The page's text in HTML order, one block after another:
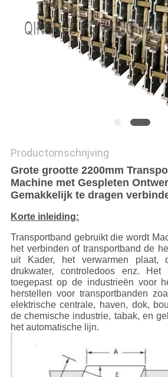
Productomschrijving
Grote grootte 2200mm
Machine met Gespleten
Gemakkelijk te dragen
Korte inleiding:
Transportband gebruikt die wordt
het verbinden of transportband de
uit Kader, het verwarmen plaat,
drukwater, controledoos enz. Het
toegepast op de industrieën voor
herstellen voor transportbanden
elektrische centrale, haven, dok,
de chemische industrie, tabak, en
het automatische lijn.